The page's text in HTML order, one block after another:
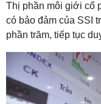
Thị phần môi giới cổ
có bảo đảm của SSI
phần trăm, tiếp tục